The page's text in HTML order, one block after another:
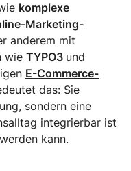
komplexe
Marketing-
anderem mit
wie TYPO3 und
E-Commerce-
das: Sie
sondern eine
integrierbar ist
kann.